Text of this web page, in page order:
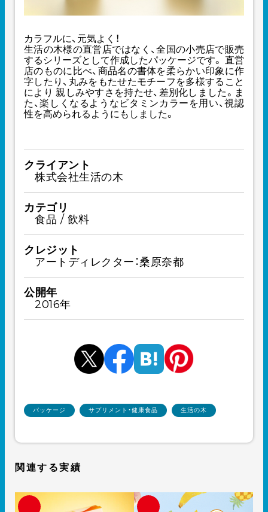
カラフルに、元気よく！
生活の木様の直営店ではなく、全国の小売店で販売
するシリーズとして作成したパッケージです。 直営
店のものに比べ、商品名の書体を柔らかい印象に作
字したり、丸みをもたせたモチーフを多様すること
により 親しみやすさを持たせ、差別化しました。ま
た、楽しくなるようなビタミンカラーを用い、視認
性を高められるようにもしました。
クライアント
株式会社生活の木
カテゴリ
食品 / 飲料
クレジット
アートディレクター：桑原奈都
公開年
2016年
パッケージ サプリメント・健康食品 生活の木
関連する実績